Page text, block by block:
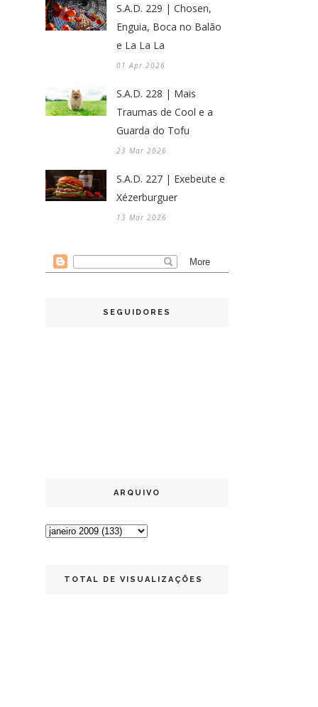
S.A.D. 229 | Chosen,
Enguia, Boca no Balão
e La La La
01 Apr 2026
S.A.D. 228 | Mais
Traumas de Cool e a
Guarda do Tofu
23 Mar 2026
S.A.D. 227 | Exebeute e
Xézerburguer
13 Mar 2026
SEGUIDORES
ARQUIVO
TOTAL DE VISUALIZAÇÕES